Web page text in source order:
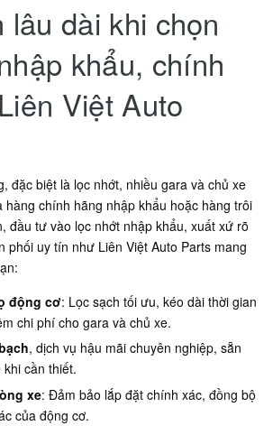
lâu dài khi chọn
khẩu, chính
Việt Auto
đặc biệt là lọc nhớt, nhiều gara và chủ xe
hàng chính hãng nhập khẩu hoặc hàng trôi
đầu tư vào lọc nhớt nhập khẩu, xuất xứ rõ
phối uy tín như Liên Việt Auto Parts mang
động cơ: Lọc sạch tối ưu, kéo dài thời gian
chi phí cho gara và chủ xe.
, dịch vụ hậu mãi chuyên nghiệp, sẵn
cần thiết.
xe: Đảm bảo lắp đặt chính xác, đồng bộ
của động cơ.